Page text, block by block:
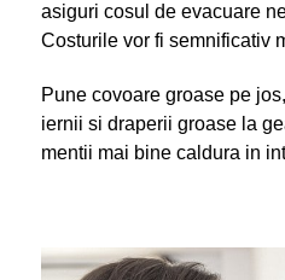
asiguri cosul de evacuare
Costurile vor fi semnificativ
Pune covoare groase pe
iernii si draperii groase la
mentii mai bine caldura in